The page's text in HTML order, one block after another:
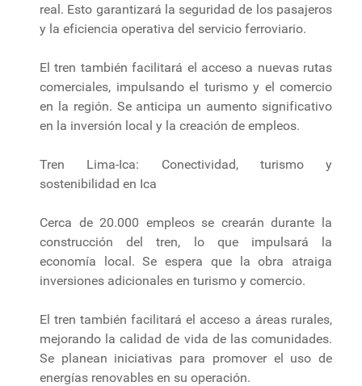
real. Esto garantizará la seguridad de los pasajeros
y la eficiencia operativa del servicio ferroviario.
El tren también facilitará el acceso a nuevas rutas
comerciales, impulsando el turismo y el comercio
en la región. Se anticipa un aumento significativo
en la inversión local y la creación de empleos.
Tren Lima-Ica: Conectividad, turismo y
sostenibilidad en Ica
Cerca de 20.000 empleos se crearán durante la
construcción del tren, lo que impulsará la
economía local. Se espera que la obra atraiga
inversiones adicionales en turismo y comercio.
El tren también facilitará el acceso a áreas rurales,
mejorando la calidad de vida de las comunidades.
Se planean iniciativas para promover el uso de
energías renovables en su operación.